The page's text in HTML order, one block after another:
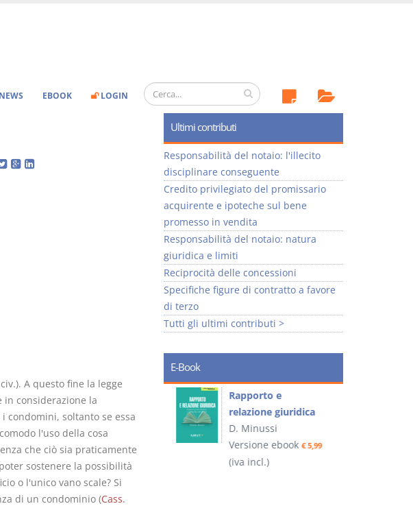
NEWS EBOOK LOGIN
A questo fine la legge
in considerazione la
condomini, soltanto se essa
l'uso della cosa
che ciò sia praticamente
sostenere la possibilità
o l'unico vano scale? Si
di un condominio (Cass.
Ultimi contributi
Responsabilità del notaio: l'illecito
disciplinare conseguente
Credito privilegiato del promissario
acquirente e ipoteche sul bene
promesso in vendita
Responsabilità del notaio: natura
giuridica e limiti
Reciprocità delle concessioni
Specifiche figure di contratto a favore
di terzo
Tutti gli ultimi contributi >
E-Book
Prescrizione e
decadenza
D. Minussi
Versione ebook € 4,19
(iva incl.)
Rapporto e
relazione giuridica
D. Minussi
Versione ebook € 5,99
(iva incl.)